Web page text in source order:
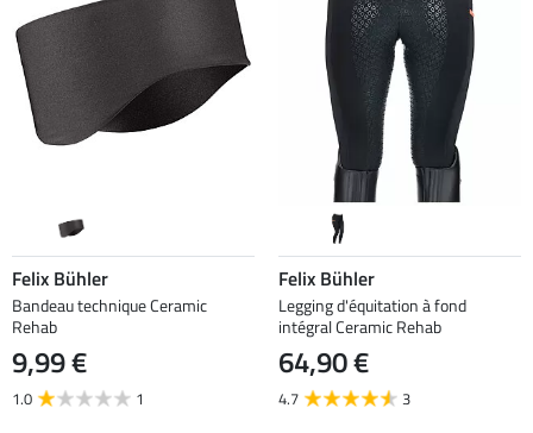
Felix Bühler
Bandeau technique Ceramic
Rehab
9,99 €
1.0 1
Felix Bühler
Legging d'équitation à fond
intégral Ceramic Rehab
64,90 €
4.7 3